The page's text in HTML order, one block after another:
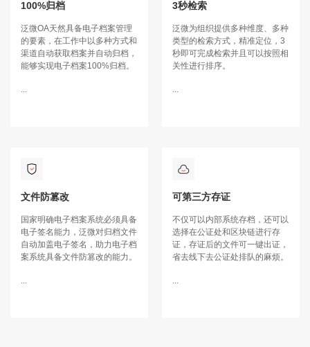
100%归档
泛微OA天然具备电子档案管理
的要素，在工作中以多种方式和
渠道自动获取档案并自动归档，
能够实现电子档案100%归档。
3秒检索
泛微为组织提供多种维度、多种
类型的检索方式，精准定位，3
秒即可完成检索并且可以按照相
关性进行排序。
文件防篡改
国家明确电子档案系统必须具备
电子签名能力，泛微对归档文件
自动加盖电子签名，助力电子档
案系统具备文件防篡改的能力。
可第三方存证
不仅可以内部系统存档，还可以
选择在公证处和区块链进行存
证，存证后的文件可一键出证，
省去线下去公证处排队的麻烦。